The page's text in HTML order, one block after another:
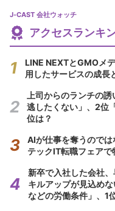
J-CAST 会社ウォッチ
アクセスランキ
LINE NEXTとGMOメ
用したサービスの成長
上司からのランチの
逃したくない」、2位
位は？
AIが仕事を奪うので
テックIT転職フェアで
新卒で入社した会社
キルアップが見込め
などの労働条件」、1